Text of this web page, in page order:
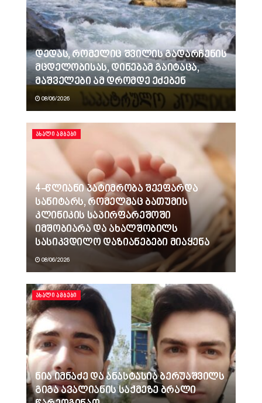
დედას, რომელიც შვილის გადარჩენის
მცდელობისას, დინებამ გაიტაცა,
მაშველები ამ დრომდე ეძებენ
08/06/2026
ᲐᲮᲐᲚᲘ ᲐᲛᲑᲔᲑᲘ
4-წლიანი პატიმრობა შეეფარდა
სანიტარს, რომელმაც ბათუმის
კლინიკის საპირფარეშოში
იმშობიარა და ახალშობილს
სასიკვდილო დაზიანებები მიაყენა
08/06/2026
ᲐᲮᲐᲚᲘ ᲐᲛᲑᲔᲑᲘ
ნია იმნაძე და ანასტასია ბერუაშვილს
გიგა ავალიანის საქმეზე ბრალი